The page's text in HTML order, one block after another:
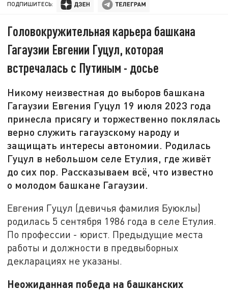
ПОДПИШИТЕСЬ:
Головокружительная карьера башкана
Гагаузии Евгении Гуцул, которая
встречалась с Путиным - досье
Никому неизвестная до выборов башкана
Гагаузии Евгения Гуцул 19 июля 2023 года
принесла присягу и торжественно поклялась
верно служить гагаузскому народу и
защищать интересы автономии. Родилась
Гуцул в небольшом селе Етулия, где живёт
до сих пор. Рассказываем всё, что известно
о молодом башкане Гагаузии.
Евгения Гуцул (девичья фамилия Буюклы)
родилась 5 сентября 1986 года в селе Етулия.
По профессии - юрист. Предыдущие места
работы и должности в предвыборных
декларациях не указаны.
Неожиданная победа на башканских